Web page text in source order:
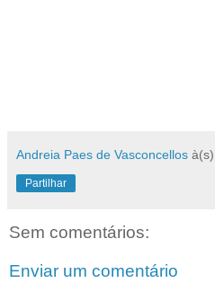
Andreia Paes de Vasconcellos à(s)
Partilhar
Sem comentários:
Enviar um comentário